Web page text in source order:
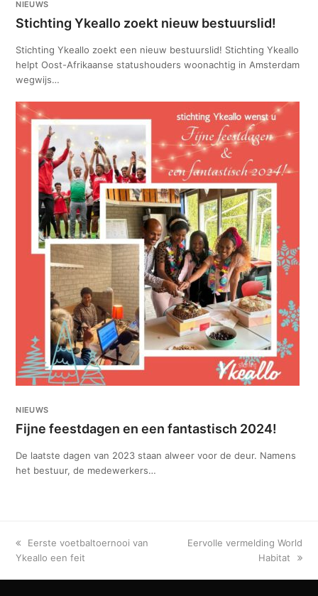
NIEUWS
Stichting Ykeallo zoekt nieuw bestuurslid!
Stichting Ykeallo zoekt een nieuw bestuurslid! Stichting Ykeallo
helpt Oost-Afrikaanse statushouders woonachtig in Amsterdam
wegwijs…
NIEUWS
Fijne feestdagen en een fantastisch 2024!
De laatste dagen van 2023 staan alweer voor de deur. Namens
het bestuur, de medewerkers…
previous
post:
Eerste voetbaltoernooi van
Ykeallo een feit
next
Eervolle vermelding World
Habitat